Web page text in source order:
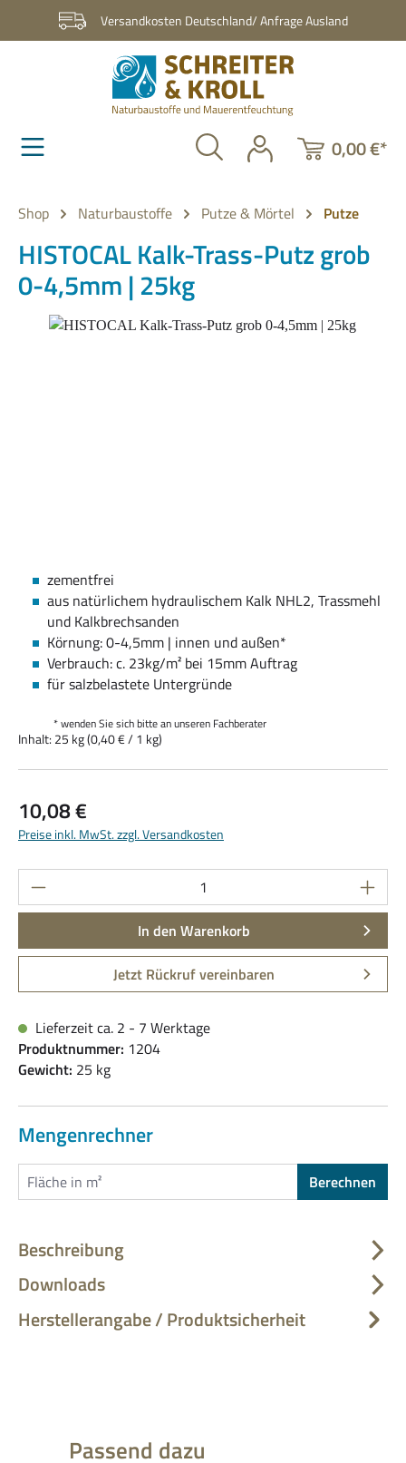
Zum Hauptinhalt springenVersandkosten Deutschland/ Anfrage Ausland
0,00 €*
Shop Naturbaustoffe Putze & Mörtel Putze
HISTOCAL Kalk-Trass-Putz grob
0-4,5mm | 25kg
Bildergalerie überspringen
zementfrei
aus natürlichem hydraulischem Kalk NHL2, Trassmehl
und Kalkbrechsanden
Körnung: 0-4,5mm | innen und außen*
Verbrauch: c. 23kg/m² bei 15mm Auftrag
für salzbelastete Untergründe
* wenden Sie sich bitte an unseren Fachberater
Inhalt: 25 kg(0,40 € / 1 kg)
Regulärer Preis:
10,08 €
Preise inkl. MwSt. zzgl. Versandkosten
Produkt Anzahl: Gib den gewünschten
In den Warenkorb
Jetzt Rückruf vereinbaren
Lieferzeit ca. 2 - 7 Werktage
Produktnummer: 1204
Gewicht: 25 kg
Mengenrechner
Berechnen
Beschreibung
Downloads
Herstellerangabe / Produktsicherheit
Produktgalerie überspringen
Passend dazu